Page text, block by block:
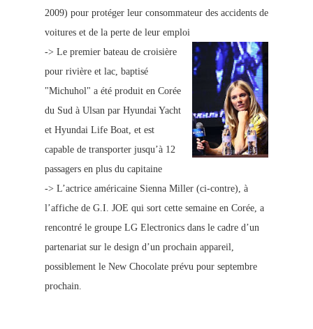
2009) pour protéger leur consommateur des accidents de
voitures et de la perte de leur emploi
-> Le premier bateau de croisière
pour rivière et lac, baptisé
"Michuhol" a été produit en Corée
du Sud à Ulsan par Hyundai Yacht
et Hyundai Life Boat, et est
capable de transporter jusqu’à 12
passagers en plus du capitaine
-> L’actrice américaine Sienna Miller (ci-contre), à
l’affiche de G.I. JOE qui sort cette semaine en Corée, a
rencontré le groupe LG Electronics dans le cadre d’un
partenariat sur le design d’un prochain appareil,
possiblement le New Chocolate prévu pour septembre
prochain.